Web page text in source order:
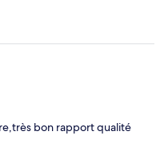
bon rapport qualité